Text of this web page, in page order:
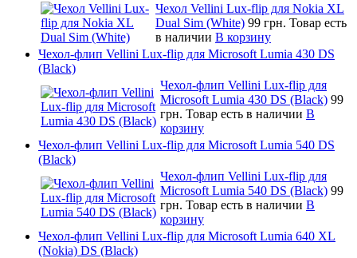
Чехол Vellini Lux-flip для Nokia XL
Dual Sim (White) 99 грн. Товар есть
в наличии В корзину
Чехол-флип Vellini Lux-flip для Microsoft Lumia 430 DS
(Black)
Чехол-флип Vellini Lux-flip для
Microsoft Lumia 430 DS (Black) 99
грн. Товар есть в наличии В
корзину
Чехол-флип Vellini Lux-flip для Microsoft Lumia 540 DS
(Black)
Чехол-флип Vellini Lux-flip для
Microsoft Lumia 540 DS (Black) 99
грн. Товар есть в наличии В
корзину
Чехол-флип Vellini Lux-flip для Microsoft Lumia 640 XL
(Nokia) DS (Black)